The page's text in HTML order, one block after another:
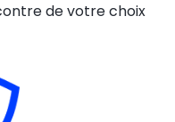
de votre choix